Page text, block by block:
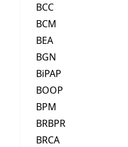
BCC
BCM
BEA
BGN
BiPAP
BOOP
BPM
BRBPR
BRCA